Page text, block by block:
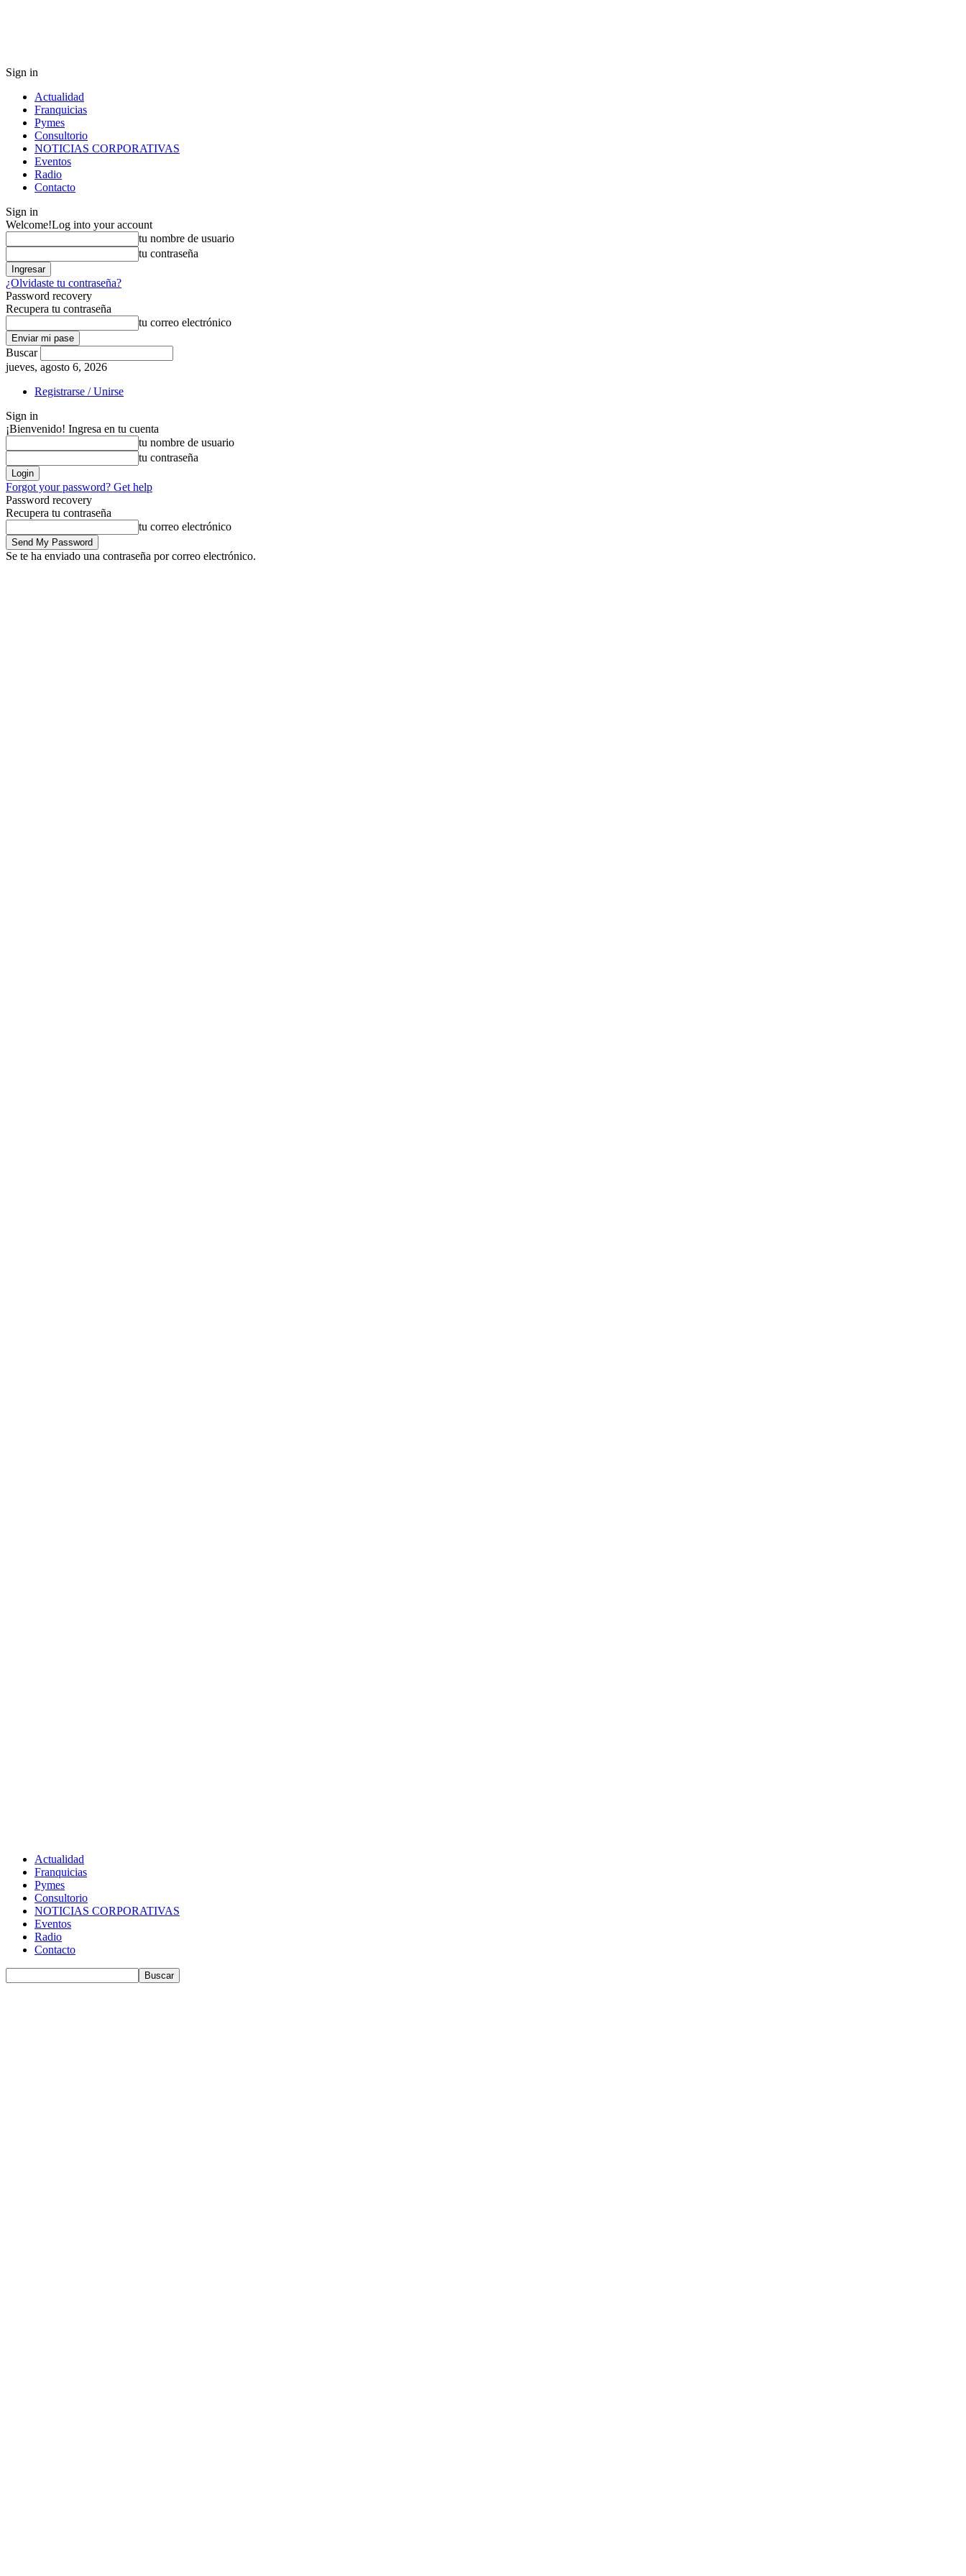
Sign in
Actualidad
Franquicias
Pymes
Consultorio
NOTICIAS CORPORATIVAS
Eventos
Radio
Contacto
Sign in
Welcome!Log into your account
tu nombre de usuario
tu contraseña
¿Olvidaste tu contraseña?
Password recovery
Recupera tu contraseña
tu correo electrónico
Buscar
jueves, agosto 6, 2026
Registrarse / Unirse
Sign in
¡Bienvenido! Ingresa en tu cuenta
tu nombre de usuario
tu contraseña
Forgot your password? Get help
Password recovery
Recupera tu contraseña
tu correo electrónico
Se te ha enviado una contraseña por correo electrónico.
Actualidad
Franquicias
Pymes
Consultorio
NOTICIAS CORPORATIVAS
Eventos
Radio
Contacto